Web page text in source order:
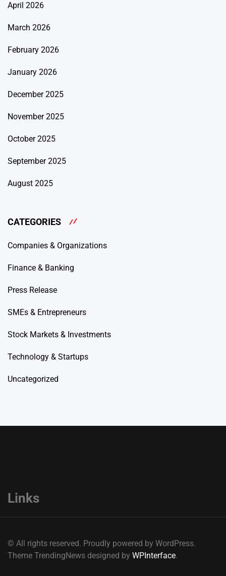
April 2026
March 2026
February 2026
January 2026
December 2025
November 2025
October 2025
September 2025
August 2025
CATEGORIES
Companies & Organizations
Finance & Banking
Press Release
SMEs & Entrepreneurs
Stock Markets & Investments
Technology & Startups
Uncategorized
Links
© All rights reserved. Proudly powered by WordPress.
Theme TrendingNews designed by WPInterface.